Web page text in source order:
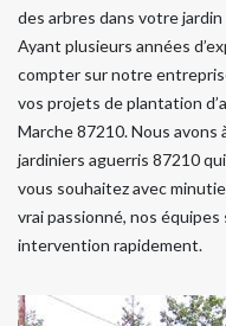
des arbres dans votre jardin
Ayant plusieurs années
compter sur notre
vos projets de plantation
Marche 87210. Nous
jardiniers aguerris 87210
vous souhaitez avec
vrai passionné, nos
intervention rapidement.